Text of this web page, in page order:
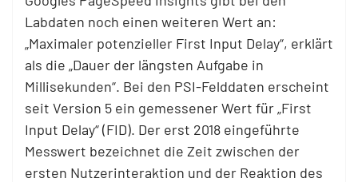
Labdaten noch einen weiteren Wert an:
„Maximaler potenzieller First Input Delay“, erklärt
als die „Dauer der längsten Aufgabe in
Millisekunden“. Bei den PSI-Felddaten erscheint
seit Version 5 ein gemessener Wert für „First
Input Delay“ (FID). Der erst 2018 eingeführte
Messwert bezeichnet die Zeit zwischen der
ersten Nutzerinteraktion und der Reaktion des